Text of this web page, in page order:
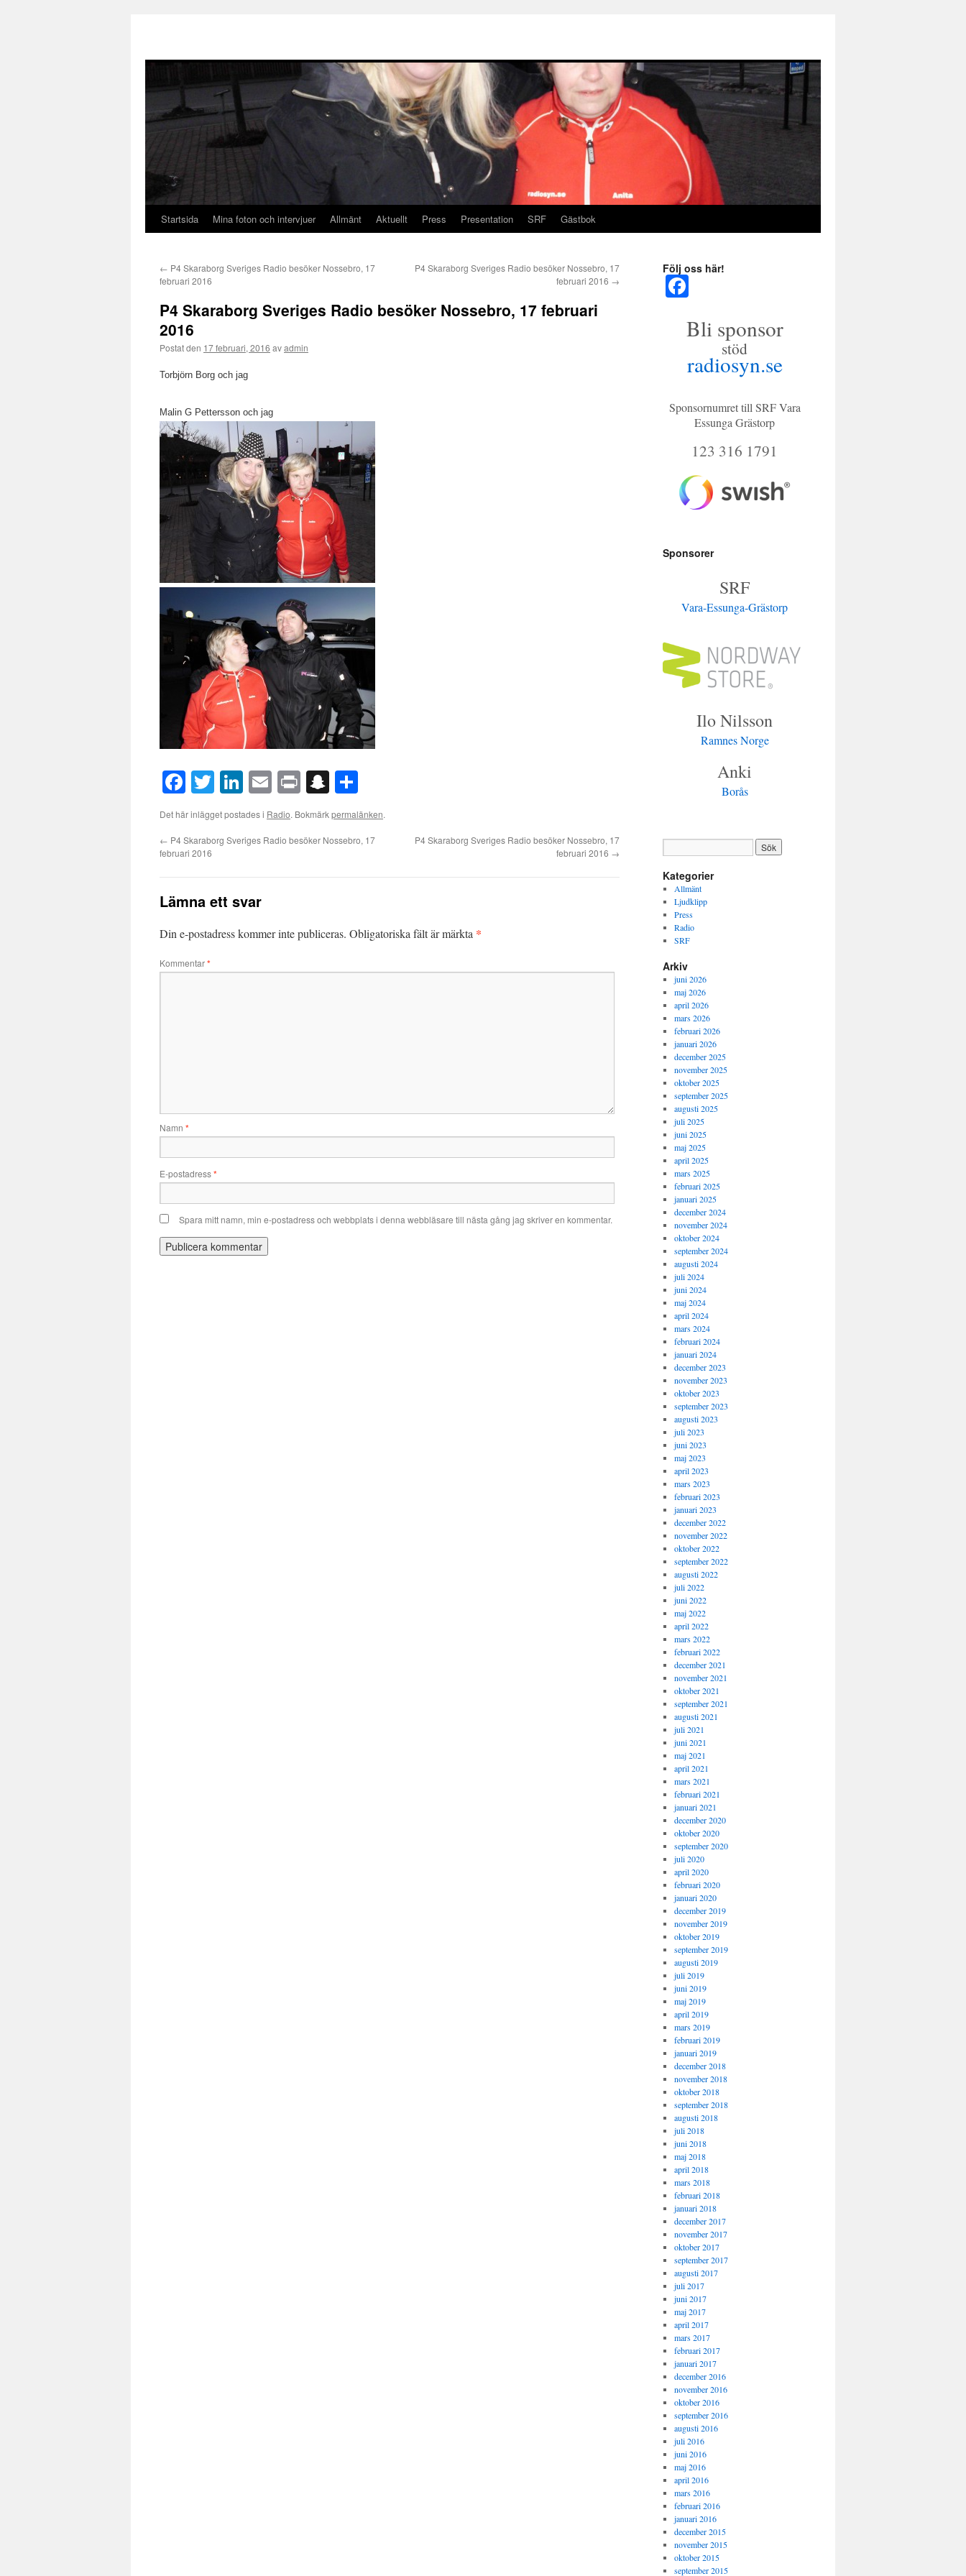
Hoppa
innehåll
Startsida Mina foton och intervjuer Allmänt Aktuellt Press Presentation SRF Gästbok
← P4 Skaraborg Sveriges Radio besöker Nossebro, 17
februari 2016
P4 Skaraborg Sveriges Radio besöker Nossebro, 17
februari 2016 →
P4 Skaraborg Sveriges Radio besöker Nossebro, 17 februari
2016
Postat den 17 februari, 2016 avadmin
Torbjörn Borg och jag
Malin G Pettersson och jag
Facebook
TwitterLinkedIn
EmailPrintSnapchat
Det här inlägget postades i Radio. Bokmärkpermalänken.
← P4 Skaraborg Sveriges Radio besöker Nossebro, 17
februari 2016
P4 Skaraborg Sveriges Radio besöker Nossebro, 17
februari 2016 →
Lämna ett svar
Din e-postadress kommer inte publiceras. Obligatoriska fält är märkta *
Kommentar*
Namn *
E-postadress*
Spara mitt namn, min e-postadress och webbplats i denna webbläsare till nästa gång jag skriver en kommentar.
Följ oss här!
bo
ok
Bli sponsor
stöd
radiosyn.se
Sponsornumret till SRF Vara
Essunga Grästorp
123 316 1791
Sponsorer
SRF
Vara-Essunga-Grästorp
Ilo Nilsson
Ramnes Norge
Anki
Borås
Kategorier
Allmänt
Ljudklipp
Press
Radio
SRF
Arkiv
juni 2026
maj 2026
april 2026
mars 2026
februari 2026
januari 2026
december 2025
november 2025
oktober 2025
september 2025
augusti 2025
juli 2025
juni 2025
maj 2025
april 2025
mars 2025
februari 2025
januari 2025
december 2024
november 2024
oktober 2024
september 2024
augusti 2024
juli 2024
juni 2024
maj 2024
april 2024
mars 2024
februari 2024
januari 2024
december 2023
november 2023
oktober 2023
september 2023
augusti 2023
juli 2023
juni 2023
maj 2023
april 2023
mars 2023
februari 2023
januari 2023
december 2022
november 2022
oktober 2022
september 2022
augusti 2022
juli 2022
juni 2022
maj 2022
april 2022
mars 2022
februari 2022
december 2021
november 2021
oktober 2021
september 2021
augusti 2021
juli 2021
juni 2021
maj 2021
april 2021
mars 2021
februari 2021
januari 2021
december 2020
oktober 2020
september 2020
juli 2020
april 2020
februari 2020
januari 2020
december 2019
november 2019
oktober 2019
september 2019
augusti 2019
juli 2019
juni 2019
maj 2019
april 2019
mars 2019
februari 2019
januari 2019
december 2018
november 2018
oktober 2018
september 2018
augusti 2018
juli 2018
juni 2018
maj 2018
april 2018
mars 2018
februari 2018
januari 2018
december 2017
november 2017
oktober 2017
september 2017
augusti 2017
juli 2017
juni 2017
maj 2017
april 2017
mars 2017
februari 2017
januari 2017
december 2016
november 2016
oktober 2016
september 2016
augusti 2016
juli 2016
juni 2016
maj 2016
april 2016
mars 2016
februari 2016
januari 2016
december 2015
november 2015
oktober 2015
september 2015